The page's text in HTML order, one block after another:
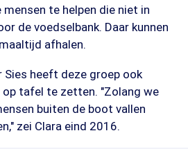
te helpen die niet in
de voedselbank. Daar kunnen
afhalen.
heeft deze groep ook
tafel te zetten. "Zolang we
buiten de boot vallen
zei Clara eind 2016.